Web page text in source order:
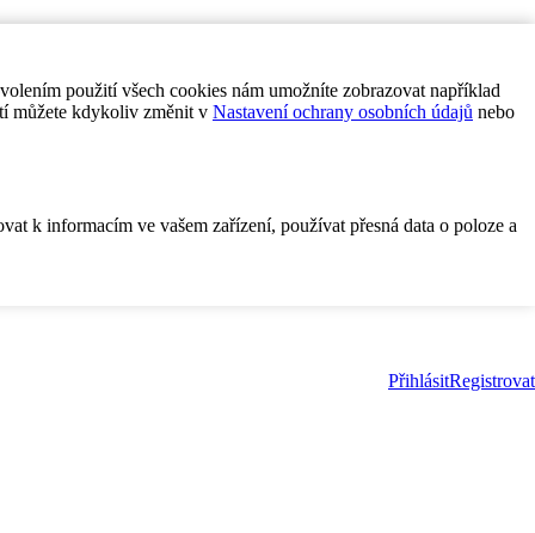
použití všech cookies nám umožníte zobrazovat například
můžete kdykoliv změnit v Nastavení ochrany osobních údajů nebo
k informacím ve vašem zařízení, používat přesná data o poloze a
PřihlásitRegistrovat